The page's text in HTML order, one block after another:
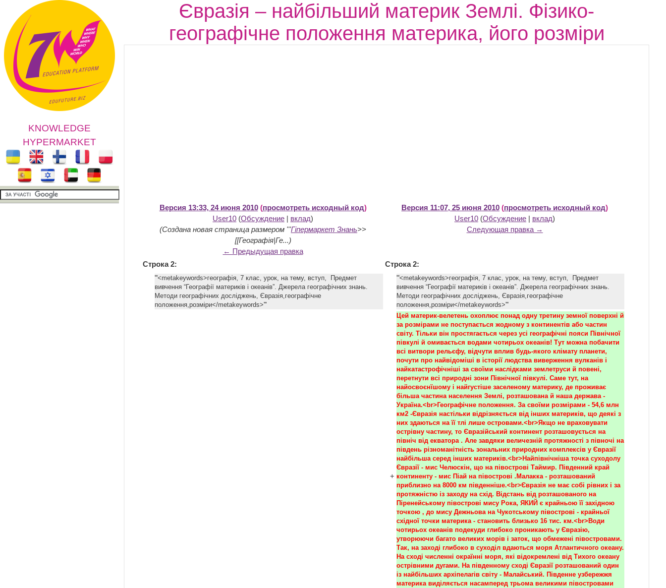
KNOWLEDGE
HYPERMARKET
Євразія – найбільший материк Землі. Фізико-
географічне положення материка, його розміри
Версия 13:33, 24 июня 2010(просмотреть исходный код)
User10 (Обсуждение | вклад)
(Создана новая страница размером '''Гіпермаркет Знань>>
[[Географія|Ге...)
← Предыдущая правка
Версия 11:07, 25 июня 2010 (просмотреть исходный код)
User10 (Обсуждение | вклад)
Следующая правка →
Строка 2: Строка 2:
'''<metakeywords>географія, 7 клас, урок, на тему, вступ, Предмет
вивчення “Географії материків і океанів”. Джерела географічних знань.
Методи географічних досліджень, Євразія,географічне
положення,розміри</metakeywords>'''
'''<metakeywords>географія, 7 клас, урок, на тему, вступ, Предмет
вивчення “Географії материків і океанів”. Джерела географічних знань.
Методи географічних досліджень, Євразія,географічне
положення,розміри</metakeywords>'''
+
Цей материк-велетень охоплює понад одну третину земної поверхні й
за розмірами не поступається жодному з континентів або частин
світу. Тільки він простягається через усі географічні пояси Північної
півкулі й омивається водами чотирьох океанів! Тут можна побачити
всі витвори рельєфу, відчути вплив будь-якого клімату планети,
почути про найвідоміші в історії людства виверження вулканів і
найкатастрофічніші за своїми наслідками землетруси й повені,
перетнути всі природні зони Північної півкулі. Саме тут, на
найосвоєнїшому і найгустіше заселеному материку, де проживає
більша частина населення Землі, розташована й наша держава -
Україна.<br>Географічне положення. За своїми розмірами - 54,6 млн
км2 -Євразія настільки відрізняється від інших материків, що деякі з
них здаються на її тлі лише островами.<br>Якщо не враховувати
острівну частину, то Євразійський континент розташовується на
північ від екватора . Але завдяки величезній протяжності з півночі на
південь різноманітність зональних природних комплексів у Євразії
найбільша серед інших материків.<br>Найпівнічніша точка суходолу
Євразії - мис Челюскін, що на півострові Таймир. Південний край
континенту - мис Піай на півострові .Малакка - розташований
приблизно на 8000 км південніше.<br>Євразія не має собі рівних і за
протяжністю із заходу на схід. Відстань від розташованого на
Піренейському півострові мису Рока, ЯКИЙ є крайньою її західною
точкою , до мису Дежньова на Чукотському півострові - крайньої
східної точки материка - становить близько 16 тис. км.<br>Води
чотирьох океанів подекуди глибоко проникають у Євразію,
утворюючи багато великих морів і заток, що обмежені півостровами.
Так, на заході глибоко в суходіл вдаються моря Атлантичного океану.
На сході численні окраїнні моря, які відокремлені від Тихого океану
острівними дугами. На південному сході Євразії розташований один
із найбільших архіпелагів світу - Малайський. Південне узбережжя
материка виділяється насамперед трьома великими півостровами